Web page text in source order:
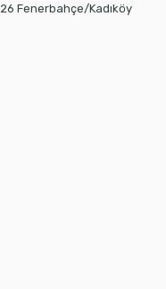
Fenerbahçe/Kadıköy